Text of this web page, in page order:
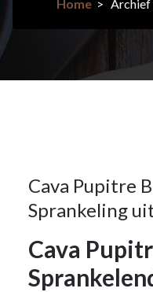
Home > Archief
7
JUL 2026
Cava Pupitre
Sprankeling
Cava